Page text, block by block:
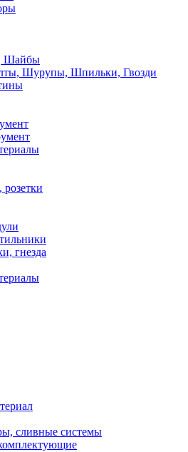
Шайбы
Шурупы, Шпильки, Гвозди
гнезда
сливные системы